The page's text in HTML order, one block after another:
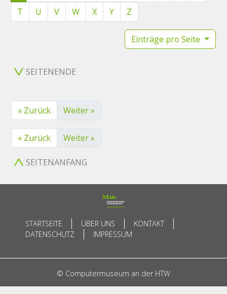
T
U V W X Y Z
Einträge pro Seite
SEITENENDE
« Zurück Weiter »
« Zurück Weiter »
SEITENANFANG
STARTSEITE ÜBER UNS
KONTAKT
DATENSCHUTZ
IMPRESSUM
© Computermuseum an der HTW